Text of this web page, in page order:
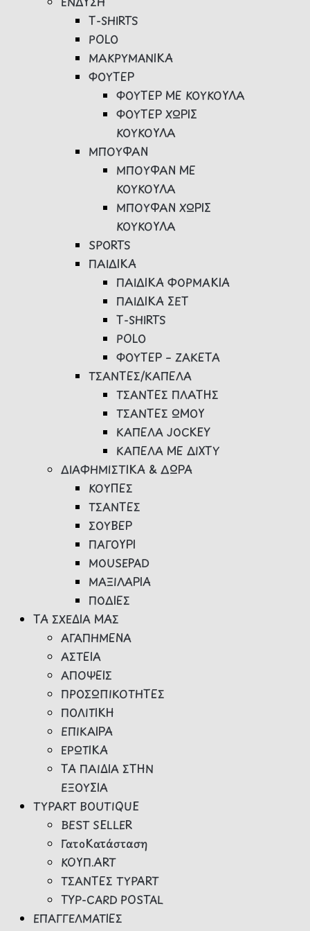
Τ-SHIRTS
POLO
ΜΑΚΡΥΜΑΝΙΚΑ
ΦΟΥΤΕΡ
ΦΟΥΤΕΡ ΜΕ ΚΟΥΚΟΥΛΑ
ΦΟΥΤΕΡ ΧΩΡΙΣ
ΚΟΥΚΟΥΛΑ
ΜΠΟΥΦΑΝ
ΜΠΟΥΦΑΝ ΜΕ
ΚΟΥΚΟΥΛΑ
ΜΠΟΥΦΑΝ ΧΩΡΙΣ
ΚΟΥΚΟΥΛΑ
SPORTS
ΠΑΙΔΙΚΑ
ΠΑΙΔΙΚΑ ΦΟΡΜΑΚΙΑ
ΠΑΙΔΙΚΑ ΣΕΤ
Τ-SHIRTS
POLO
ΦΟΥΤΕΡ – ΖΑΚΕΤΑ
ΤΣΑΝΤΕΣ/ΚΑΠΕΛΑ
ΤΣΑΝΤΕΣ ΠΛΑΤΗΣ
ΤΣΑΝΤΕΣ ΩΜΟΥ
ΚΑΠΕΛΑ JOCKEY
ΚΑΠΕΛΑ ΜΕ ΔΙΧΤΥ
ΔΙΑΦΗΜΙΣΤΙΚΑ & ΔΩΡΑ
ΚΟΥΠΕΣ
ΤΣΑΝΤΕΣ
ΣΟΥΒΕΡ
ΠΑΓΟΥΡΙ
MOUSEPAD
ΜΑΞΙΛΑΡΙΑ
ΠΟΔΙΕΣ
ΤΑ ΣΧΕΔΙΑ ΜΑΣ
ΑΓΑΠΗΜΕΝΑ
ΑΣΤΕΙΑ
ΑΠΟΨΕΙΣ
ΠΡΟΣΩΠΙΚΟΤΗΤΕΣ
ΠΟΛΙΤΙΚΗ
ΕΠΙΚΑΙΡΑ
ΕΡΩΤΙΚΑ
ΤΑ ΠΑΙΔΙΑ ΣΤΗΝ
ΕΞΟΥΣΙΑ
TYPART BOUTIQUE
BEST SELLER
ΓατοΚατάσταση
ΚΟΥΠ.ART
ΤΣΑΝΤΕΣ TYPART
TYP-CARD POSTAL
ΕΠΑΓΓΕΛΜΑΤΙΕΣ